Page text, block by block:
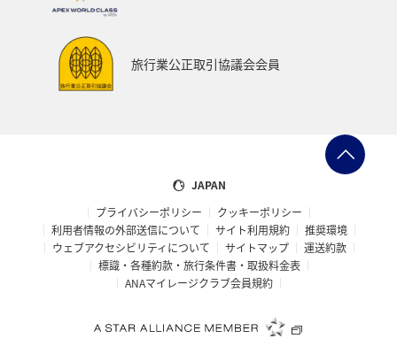
旅行業公正取引協議会会員
JAPAN
プライバシーポリシー
クッキーポリシー
利用者情報の外部送信について
サイト利用規約
推奨環境
ウェブアクセシビリティについて
サイトマップ
運送約款
標識・各種約款・旅行条件書・取扱料金表
ANAマイレージクラブ会員規約